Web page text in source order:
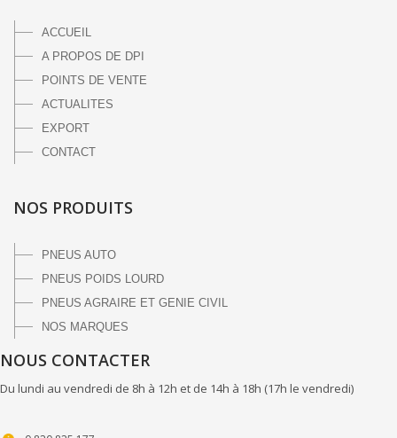
ACCUEIL
A PROPOS DE DPI
POINTS DE VENTE
ACTUALITES
EXPORT
CONTACT
NOS PRODUITS
PNEUS AUTO
PNEUS POIDS LOURD
PNEUS AGRAIRE ET GENIE CIVIL
NOS MARQUES
NOUS CONTACTER
Du lundi au vendredi de 8h à 12h et de 14h à 18h (17h le vendredi)